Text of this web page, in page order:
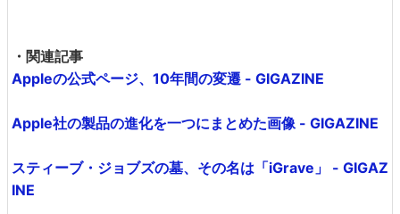
・関連記事
Appleの公式ページ、10年間の変遷 - GIGAZINE
Apple社の製品の進化を一つにまとめた画像 - GIGAZINE
スティーブ・ジョブズの墓、その名は「iGrave」 - GIGAZ
INE